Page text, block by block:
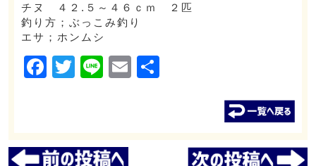
チヌ ４２.５～４６ｃｍ ２匹
釣り方；ぶっこみ釣り
エサ；ホンムシ
Facebook
Twitter
LineEmail